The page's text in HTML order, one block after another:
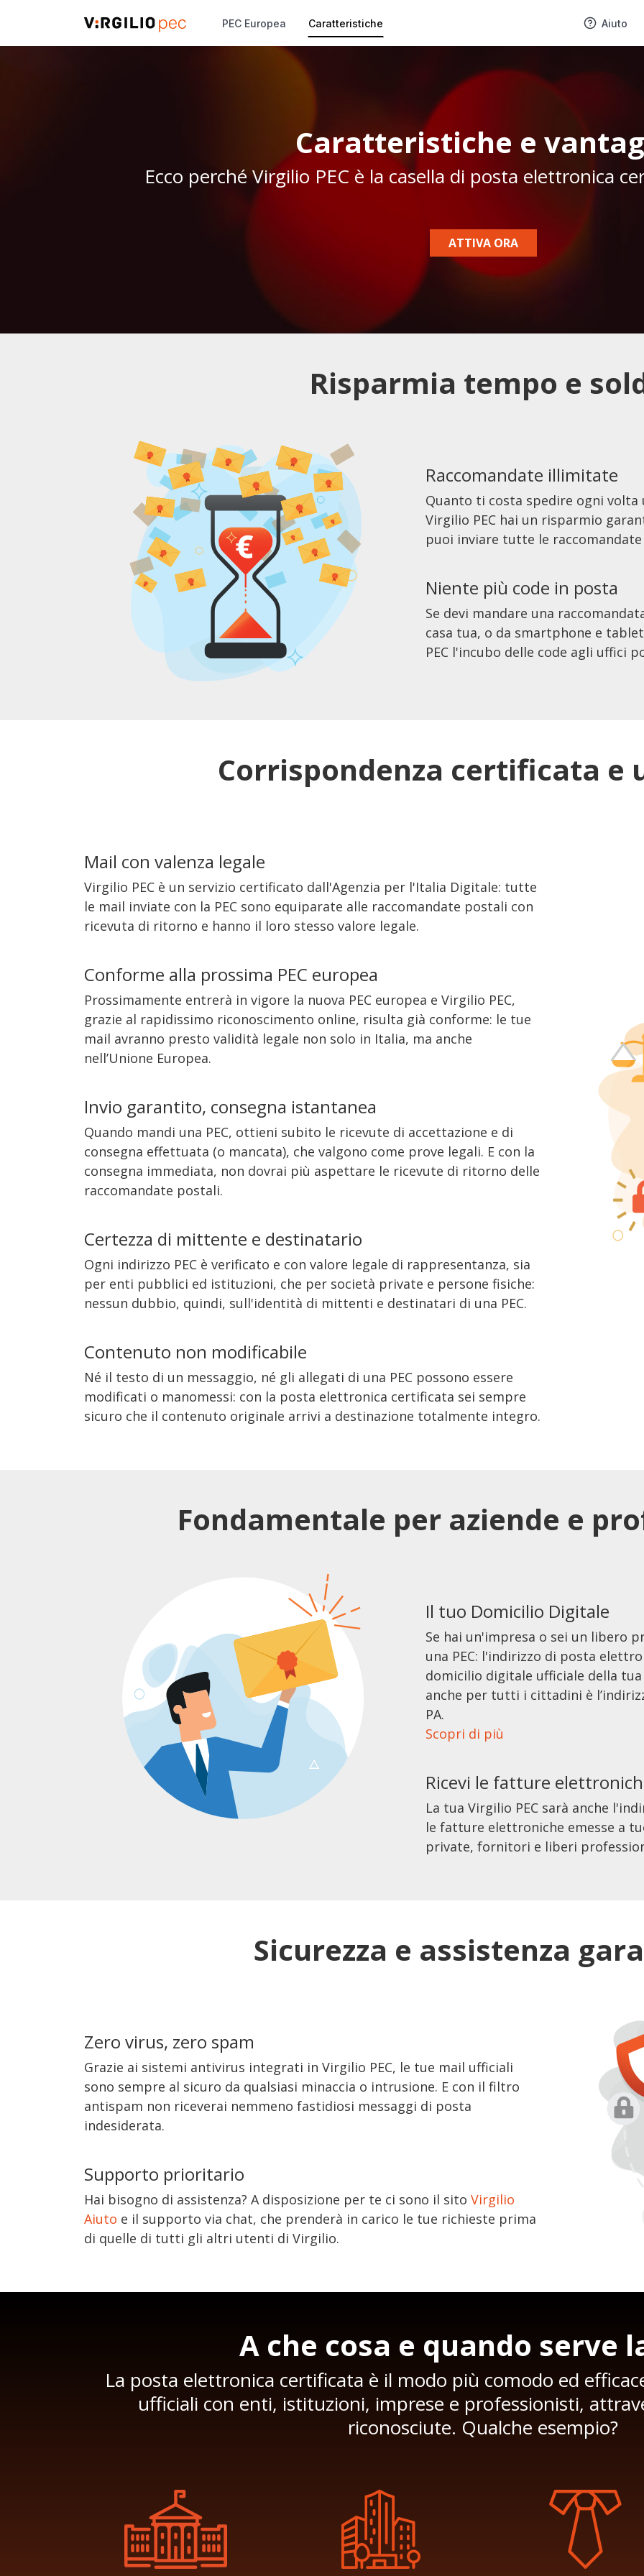
PEC Europea Caratteristiche Aiuto
Caratteristiche e
Ecco perché Virgilio PEC è la casella di posta elettronica
ATTIVA ORA
Risparmia tempo e
Raccomandate illimitate
Quanto ti costa spedire ogni volta
Virgilio PEC hai un risparmio
puoi inviare tutte le
Niente più code in posta
Se devi mandare una
casa tua, o da smartphone e
PEC l'incubo delle code agli uffici
Corrispondenza certificata e
Mail con valenza legale
Virgilio PEC è un servizio certificato dall'Agenzia per l'Italia Digitale: tutte
le mail inviate con la PEC sono equiparate alle raccomandate postali con
ricevuta di ritorno e hanno il loro stesso valore legale.
Conforme alla prossima PEC europea
Prossimamente entrerà in vigore la nuova PEC europea e Virgilio PEC,
grazie al rapidissimo riconoscimento online, risulta già conforme: le tue
mail avranno presto validità legale non solo in Italia, ma anche
nell’Unione Europea.
Invio garantito, consegna istantanea
Quando mandi una PEC, ottieni subito le ricevute di accettazione e di
consegna effettuata (o mancata), che valgono come prove legali. E con la
consegna immediata, non dovrai più aspettare le ricevute di ritorno delle
raccomandate postali.
Certezza di mittente e destinatario
Ogni indirizzo PEC è verificato e con valore legale di rappresentanza, sia
per enti pubblici ed istituzioni, che per società private e persone fisiche:
nessun dubbio, quindi, sull'identità di mittenti e destinatari di una PEC.
Contenuto non modificabile
Né il testo di un messaggio, né gli allegati di una PEC possono essere
modificati o manomessi: con la posta elettronica certificata sei sempre
sicuro che il contenuto originale arrivi a destinazione totalmente integro.
Fondamentale per aziende e
Il tuo Domicilio Digitale
Se hai un'impresa o sei un libero
una PEC: l'indirizzo di posta
domicilio digitale ufficiale della
anche per tutti i cittadini è
PA.
Scopri di più
Ricevi le fatture
La tua Virgilio PEC sarà anche
le fatture elettroniche emesse a
private, fornitori e liberi
Sicurezza e assistenza
Zero virus, zero spam
Grazie ai sistemi antivirus integrati in Virgilio PEC, le tue mail ufficiali
sono sempre al sicuro da qualsiasi minaccia o intrusione. E con il filtro
antispam non riceverai nemmeno fastidiosi messaggi di posta
indesiderata.
Supporto prioritario
Hai bisogno di assistenza? A disposizione per te ci sono il sito Virgilio
Aiuto e il supporto via chat, che prenderà in carico le tue richieste prima
di quelle di tutti gli altri utenti di Virgilio.
A che cosa e quando serve
La posta elettronica certificata è il modo più comodo ed
ufficiali con enti, istituzioni, imprese e professionisti,
riconosciute. Qualche esempio?